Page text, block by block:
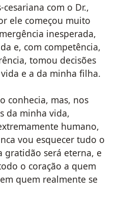
com o Dr.,
ele começou muito
inesperada,
e, com competência,
tomou decisões
e a da minha filha.
conhecia, mas, nos
da minha vida,
humano,
vou esquecer tudo o
gratidão será eterna, e
o coração a quem
quem realmente se